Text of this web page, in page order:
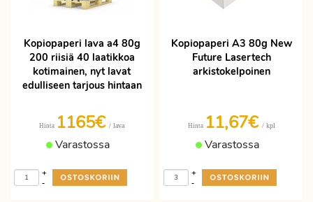
Kopiopaperi lava a4 80g
200 riisiä 40 laatikkoa
kotimainen, nyt lavat
edulliseen tarjous hintaan
Hinta 1165€ / lava
Varastossa
-
+
Kopiopaperi A3 80g New
Future Lasertech
arkistokelpoinen
Hinta 11,67€ / kpl
Varastossa
-
+